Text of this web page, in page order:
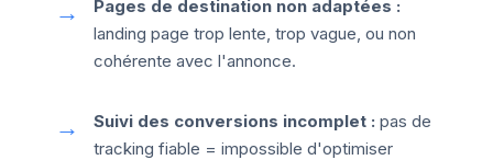
Pages de destination non adaptées :
landing page trop lente, trop vague, ou non
cohérente avec l'annonce.
Suivi des conversions incomplet : pas de
tracking fiable = impossible d'optimiser